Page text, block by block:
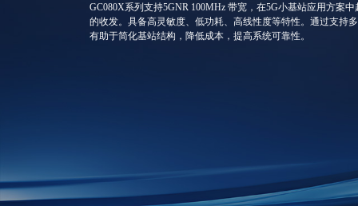
GC080X系列支持5GNR 100MHz 带宽，在5G小基站应用方案
的收发。具备高灵敏度、低功耗、高线性度等特性。通过支持
有助于简化基站结构，降低成本，提高系统可靠性。